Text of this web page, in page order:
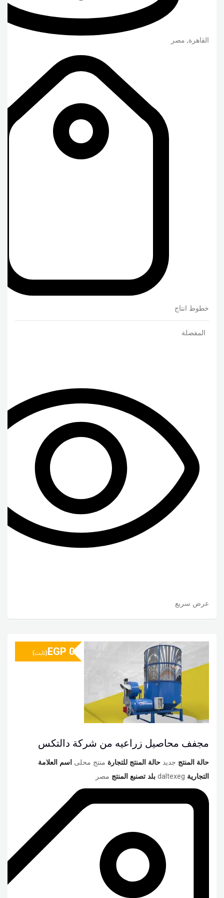
القاهرة, مصر
خطوط انتاج
المفضلة
عرض سريع
مجفف محاصيل زراعيه من شركة دالتكس
حالة المنتج جديد حالة المنتج للتجارة منتج محلى اسم العلامة
التجارية daltexeg بلد تصنبع المنتج مصر
EGP 0 (ثابت)